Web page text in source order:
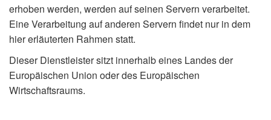
erhoben werden, werden auf seinen Servern verarbeitet.
Eine Verarbeitung auf anderen Servern findet nur in dem
hier erläuterten Rahmen statt.
Dieser Dienstleister sitzt innerhalb eines Landes der
Europäischen Union oder des Europäischen
Wirtschaftsraums.